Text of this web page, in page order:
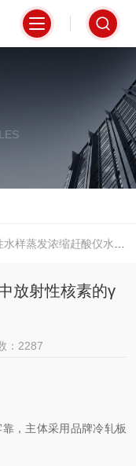
发浓缩赶酸仪水中放射性核素的γ能谱分析方法
放射性核素的γ
：2287
，主体采用品牌冷轧板